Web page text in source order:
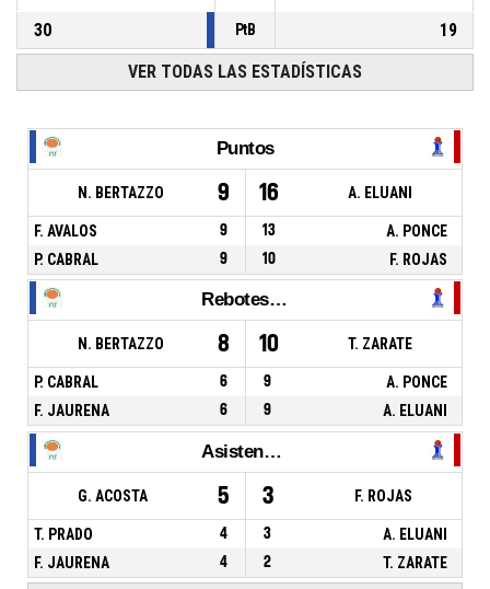
30
PtB 19
VER TODAS LAS ESTADÍSTICAS
Puntos
N. BERTAZZO 9 16 A. ELUANI
F. AVALOS 9 13
A. PONCE
P. CABRAL
9 10 F. ROJAS
Rebotes Totales
N. BERTAZZO 8 10 T. ZARATE
P. CABRAL 6 9
A. PONCE
F. JAURENA
6 9 A. ELUANI
Asistencias
G. ACOSTA 5 3 F. ROJAS
T. PRADO 4 3
A. ELUANI
F. JAURENA
4 2 T. ZARATE